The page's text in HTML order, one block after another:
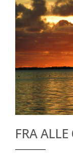
FRA ALLE